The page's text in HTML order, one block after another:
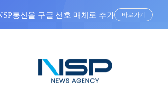
통신을 구글 선호 매체로 추가 바로가기